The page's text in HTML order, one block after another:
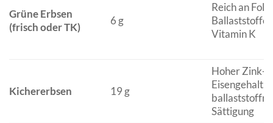
Grüne Erbsen
(frisch oder TK)
6 g
Reich an
Vitamin K
Kichererbsen 19 g
Hoher Zink-
Eisengehalt,
Sättigung